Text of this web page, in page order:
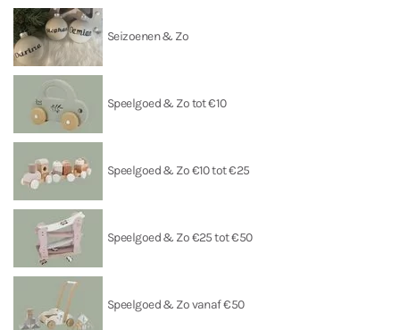
Seizoenen & Zo
Speelgoed & Zo tot €10
Speelgoed & Zo €10 tot €25
Speelgoed & Zo €25 tot €50
Speelgoed & Zo vanaf €50